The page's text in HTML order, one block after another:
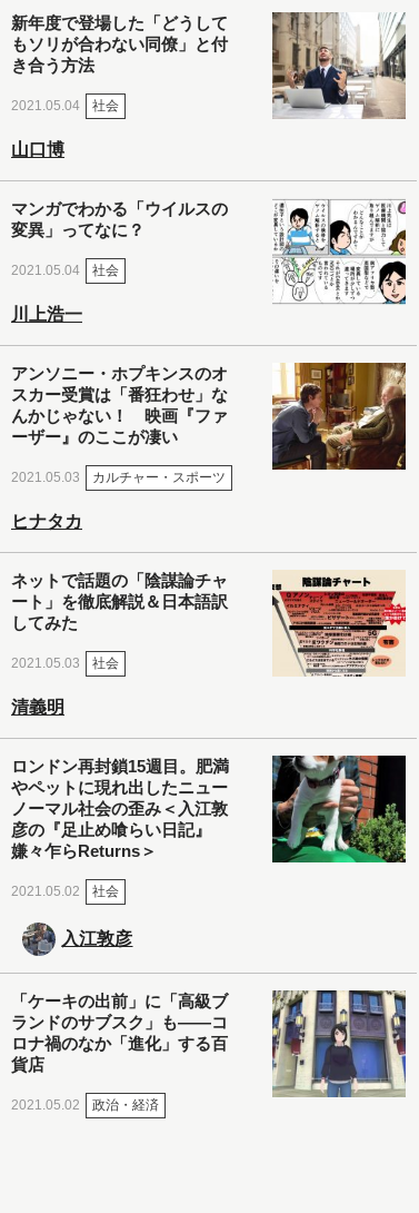
新年度で登場した「どうして
もソリが合わない同僚」と付
き合う方法
2021.05.04 社会
山口博
マンガでわかる「ウイルスの
変異」ってなに？
2021.05.04 社会
川上浩一
アンソニー・ホプキンスのオ
スカー受賞は「番狂わせ」な
んかじゃない！ 映画『ファ
ーザー』のここが凄い
2021.05.03 カルチャー・スポーツ
ヒナタカ
ネットで話題の「陰謀論チャ
ート」を徹底解説＆日本語訳
してみた
2021.05.03 社会
清義明
ロンドン再封鎖15週目。肥満
やペットに現れ出したニュー
ノーマル社会の歪み＜入江敦
彦の『足止め喰らい日記』
嫌々乍らReturns＞
2021.05.02 社会
入江敦彦
「ケーキの出前」に「高級ブ
ランドのサブスク」も――コ
ロナ禍のなか「進化」する百
貨店
2021.05.02 政治・経済